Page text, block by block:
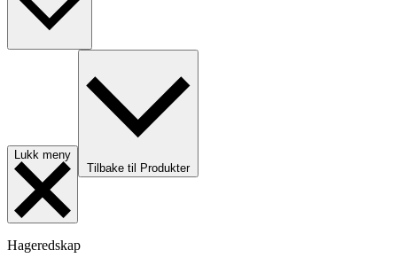
Lukk meny
Tilbake til Produkter
Hageredskap